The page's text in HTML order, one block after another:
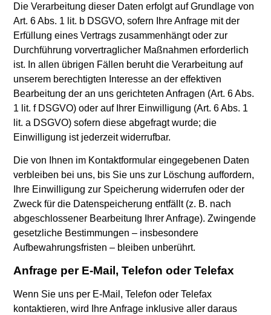
Die Verarbeitung dieser Daten erfolgt auf Grundlage von
Art. 6 Abs. 1 lit. b DSGVO, sofern Ihre Anfrage mit der
Erfüllung eines Vertrags zusammenhängt oder zur
Durchführung vorvertraglicher Maßnahmen erforderlich
ist. In allen übrigen Fällen beruht die Verarbeitung auf
unserem berechtigten Interesse an der effektiven
Bearbeitung der an uns gerichteten Anfragen (Art. 6 Abs.
1 lit. f DSGVO) oder auf Ihrer Einwilligung (Art. 6 Abs. 1
lit. a DSGVO) sofern diese abgefragt wurde; die
Einwilligung ist jederzeit widerrufbar.
Die von Ihnen im Kontaktformular eingegebenen Daten
verbleiben bei uns, bis Sie uns zur Löschung auffordern,
Ihre Einwilligung zur Speicherung widerrufen oder der
Zweck für die Datenspeicherung entfällt (z. B. nach
abgeschlossener Bearbeitung Ihrer Anfrage). Zwingende
gesetzliche Bestimmungen – insbesondere
Aufbewahrungsfristen – bleiben unberührt.
Anfrage per E-Mail, Telefon oder Telefax
Wenn Sie uns per E-Mail, Telefon oder Telefax
kontaktieren, wird Ihre Anfrage inklusive aller daraus